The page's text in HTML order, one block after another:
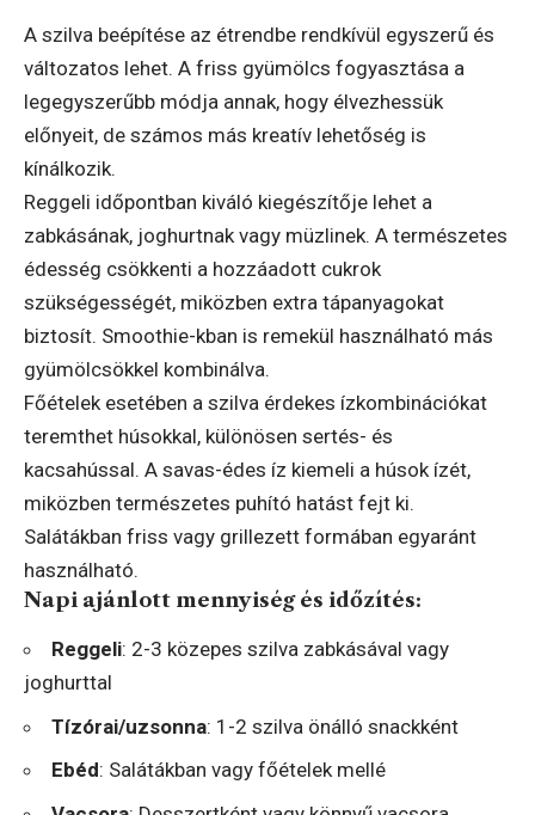
A szilva beépítése az étrendbe rendkívül egyszerű és
változatos lehet. A friss gyümölcs fogyasztása a
legegyszerűbb módja annak, hogy élvezhessük
előnyeit, de számos más kreatív lehetőség is
kínálkozik.
Reggeli időpontban kiváló kiegészítője lehet a
zabkásának, joghurtnak vagy müzlinek. A természetes
édesség csökkenti a hozzáadott cukrok
szükségességét, miközben extra tápanyagokat
biztosít. Smoothie-kban is remekül használható más
gyümölcsökkel kombinálva.
Főételek esetében a szilva érdekes ízkombinációkat
teremthet húsokkal, különösen sertés- és
kacsahússal. A savas-édes íz kiemeli a húsok ízét,
miközben természetes puhító hatást fejt ki.
Salátákban friss vagy grillezett formában egyaránt
használható.
Napi ajánlott mennyiség és időzítés:
Reggeli: 2-3 közepes szilva zabkásával vagy
joghurttal
Tízórai/uzsonna: 1-2 szilva önálló snackként
Ebéd: Salátákban vagy főételek mellé